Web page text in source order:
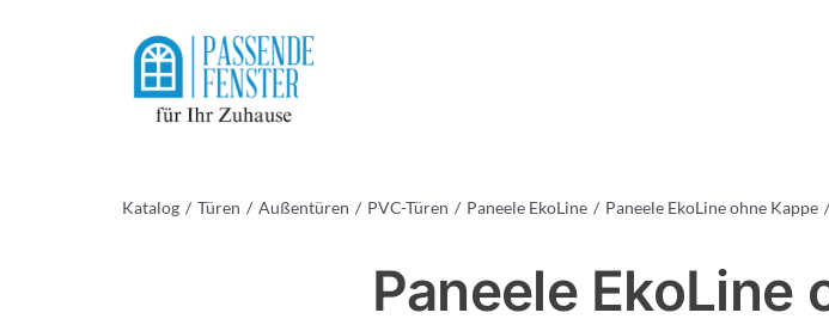
Katalog Türen Außentüren PVC-Türen Paneele EkoLine Paneele EkoLine ohne Kappe
Paneele EkoLine